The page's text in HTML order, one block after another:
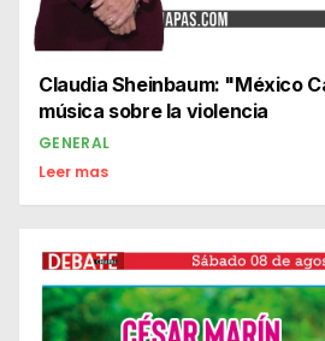
Claudia Sheinbaum: "México
música sobre la violencia
GENERAL
Leer mas